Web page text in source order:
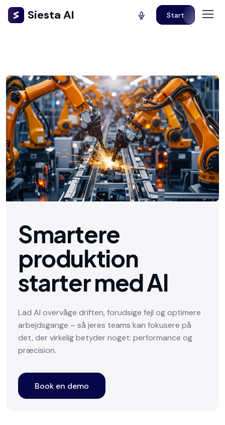
Siesta AI Start
Smartere
produktion
starter med AI
Lad AI overvåge driften, forudsige fejl og optimere
arbejdsgange – så jeres teams kan fokusere på
det, der virkelig betyder noget: performance og
præcision.
Book en demo